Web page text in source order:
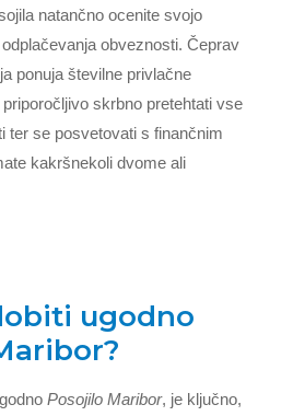
natančno ocenite svojo
obveznosti. Čeprav
ponuja številne privlačne
skrbno pretehtati vse
ter se posvetovati s finančnim
kakršnekoli dvome ali
ugodno
Posojilo Maribor, je ključno,